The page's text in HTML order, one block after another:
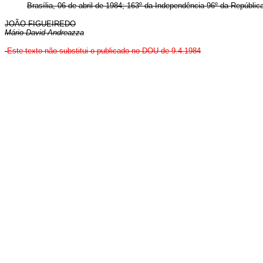
Brasília, 06 de abril de 1984; 163º da Independência 96º da
JOÃO FIGUEIREDO
Mário David Andreazza
Este texto não substitui o publicado no DOU de 9.4.1984